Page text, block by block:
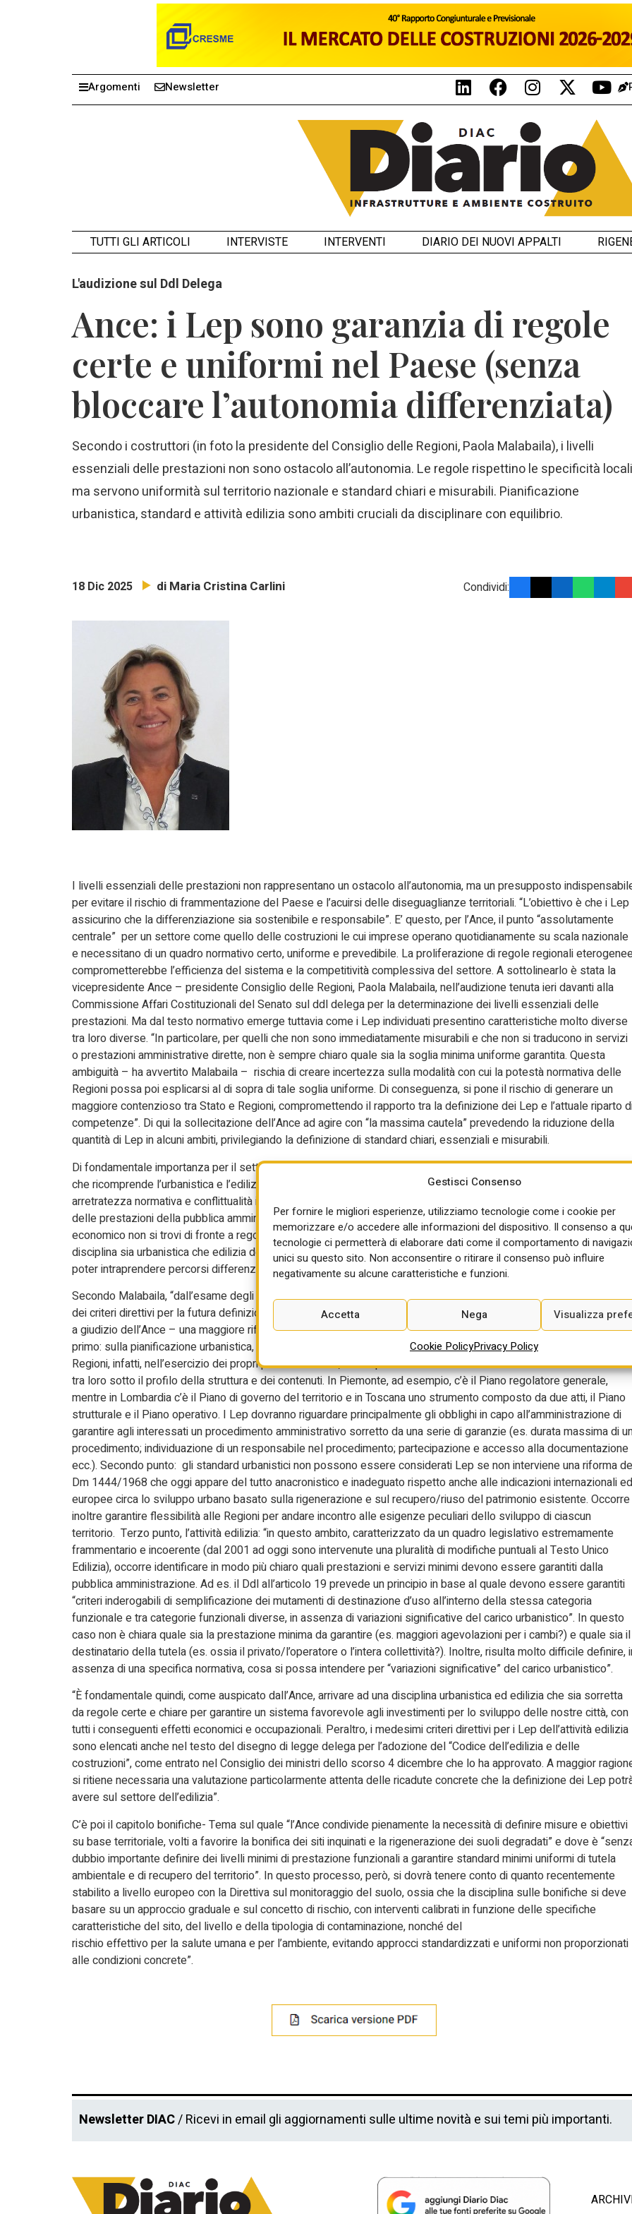
Gestisci Consenso
Per fornire le migliori esperienze, utilizziamo tecnologie come i cookie per
memorizzare e/o accedere alle informazioni del dispositivo. Il consenso a
tecnologie ci permetterà di elaborare dati come il comportamento di
unici su questo sito. Non acconsentire o ritirare il consenso può influire
negativamente su alcune caratteristiche e funzioni.
Accetta Nega Visualizza
Cookie PolicyPrivacy Policy
Argomenti Newsletter
TUTTI GLI ARTICOLI INTERVISTE INTERVENTI DIARIO DEI NUOVI APPALTI
L'audizione sul Ddl Delega
Ance: i Lep sono garanzia di regole
certe e uniformi nel Paese (senza
bloccare l’autonomia differenziata)
Secondo i costruttori (in foto la presidente del Consiglio delle Regioni, Paola Malabaila), i livelli
essenziali delle prestazioni non sono ostacolo all’autonomia. Le regole rispettino le specificità locali
ma servono uniformità sul territorio nazionale e standard chiari e misurabili. Pianificazione
urbanistica, standard e attività edilizia sono ambiti cruciali da disciplinare con equilibrio.
18 Dic 2025 di Maria Cristina Carlini Condividi:
I livelli essenziali delle prestazioni non rappresentano un ostacolo all’autonomia, ma un presupposto
per evitare il rischio di frammentazione del Paese e l’acuirsi delle diseguaglianze territoriali. “L’obiettivo è che i Lep
assicurino che la differenziazione sia sostenibile e responsabile”. E’ questo, per l’Ance, il punto “assolutamente
centrale” per un settore come quello delle costruzioni le cui imprese operano quotidianamente su scala nazionale
e necessitano di un quadro normativo certo, uniforme e prevedibile. La proliferazione di regole regionali
comprometterebbe l’efficienza del sistema e la competitività complessiva del settore. A sottolinearlo è stata la
vicepresidente Ance – presidente Consiglio delle Regioni, Paola Malabaila, nell’audizione tenuta ieri davanti alla
Commissione Affari Costituzionali del Senato sul ddl delega per la determinazione dei livelli essenziali delle
prestazioni. Ma dal testo normativo emerge tuttavia come i Lep individuati presentino caratteristiche molto diverse
tra loro diverse. “In particolare, per quelli che non sono immediatamente misurabili e che non si traducono in servizi
o prestazioni amministrative dirette, non è sempre chiaro quale sia la soglia minima uniforme garantita. Questa
ambiguità – ha avvertito Malabaila – rischia di creare incertezza sulla modalità con cui la potestà normativa delle
Regioni possa poi esplicarsi al di sopra di tale soglia uniforme. Di conseguenza, si pone il rischio di generare un
maggiore contenzioso tra Stato e Regioni, compromettendo il rapporto tra la definizione dei Lep e l’attuale riparto
competenze”. Di qui la sollecitazione dell’Ance ad agire con “la massima cautela” prevedendo la riduzione della
quantità di Lep in alcuni ambiti, privilegiando la definizione di standard chiari, essenziali e misurabili.
Di fondamentale importanza per il settore delle costruzioni è la determinazione dei Lep nella materia del territorio
che ricomprende l’urbanistica e l’edilizia, materia da anni segnata, ha rimarcato la vicepresidente di Ance, da
arretratezza normativa e conflittualità istituzionale. “È corretto andare a definire in questa materia dei livelli minimi
delle prestazioni della pubblica amministrazione per garantire uniformità sul territorio nazionale, così che l’operatore
economico non si trovi di fronte a regole completamente differenti da un luogo ad un altro. Nello stesso tempo la
disciplina sia urbanistica che edilizia deve tenere conto delle specificità e capacità dei singoli territori regionali di
poter intraprendere percorsi differenziati funzionali allo sviluppo del proprio territorio”.
Secondo Malabaila, “dall’esame degli articoli dedicati al governo del territorio (articoli 17-20) ne emerge un quadro
dei criteri direttivi per la futura definizione dei Lep in alcuni casi non sorretto da certezza e chiarezza che richiede –
a giudizio dell’Ance – una maggiore riflessione”. Tre i punti cruciali e critici al centro delle valutazioni dell’Ance. Il
primo: sulla pianificazione urbanistica, i Lep non dovranno riguardare i contenuti dei piani urbanistici comunali. Le
Regioni, infatti, nell’esercizio dei propri poteri in materia, hanno previsto strumenti urbanistici anche molto differenti
tra loro sotto il profilo della struttura e dei contenuti. In Piemonte, ad esempio, c’è il Piano regolatore generale,
mentre in Lombardia c’è il Piano di governo del territorio e in Toscana uno strumento composto da due atti, il Piano
strutturale e il Piano operativo. I Lep dovranno riguardare principalmente gli obblighi in capo all’amministrazione di
garantire agli interessati un procedimento amministrativo sorretto da una serie di garanzie (es. durata massima di
procedimento; individuazione di un responsabile nel procedimento; partecipazione e accesso alla documentazione
ecc.). Secondo punto: gli standard urbanistici non possono essere considerati Lep se non interviene una riforma
Dm 1444/1968 che oggi appare del tutto anacronistico e inadeguato rispetto anche alle indicazioni internazionali ed
europee circa lo sviluppo urbano basato sulla rigenerazione e sul recupero/riuso del patrimonio esistente. Occorre
inoltre garantire flessibilità alle Regioni per andare incontro alle esigenze peculiari dello sviluppo di ciascun
territorio. Terzo punto, l’attività edilizia: “in questo ambito, caratterizzato da un quadro legislativo estremamente
frammentario e incoerente (dal 2001 ad oggi sono intervenute una pluralità di modifiche puntuali al Testo Unico
Edilizia), occorre identificare in modo più chiaro quali prestazioni e servizi minimi devono essere garantiti dalla
pubblica amministrazione. Ad es. il Ddl all’articolo 19 prevede un principio in base al quale devono essere garantiti
“criteri inderogabili di semplificazione dei mutamenti di destinazione d’uso all’interno della stessa categoria
funzionale e tra categorie funzionali diverse, in assenza di variazioni significative del carico urbanistico”. In questo
caso non è chiara quale sia la prestazione minima da garantire (es. maggiori agevolazioni per i cambi?) e quale sia il
destinatario della tutela (es. ossia il privato/l’operatore o l’intera collettività?). Inoltre, risulta molto difficile definire,
assenza di una specifica normativa, cosa si possa intendere per “variazioni significative” del carico urbanistico”.
“È fondamentale quindi, come auspicato dall’Ance, arrivare ad una disciplina urbanistica ed edilizia che sia sorretta
da regole certe e chiare per garantire un sistema favorevole agli investimenti per lo sviluppo delle nostre città, con
tutti i conseguenti effetti economici e occupazionali. Peraltro, i medesimi criteri direttivi per i Lep dell’attività edilizia
sono elencati anche nel testo del disegno di legge delega per l’adozione del “Codice dell’edilizia e delle
costruzioni”, come entrato nel Consiglio dei ministri dello scorso 4 dicembre che lo ha approvato. A maggior
si ritiene necessaria una valutazione particolarmente attenta delle ricadute concrete che la definizione dei Lep
avere sul settore dell’edilizia”.
C’è poi il capitolo bonifiche- Tema sul quale “l’Ance condivide pienamente la necessità di definire misure e obiettivi
su base territoriale, volti a favorire la bonifica dei siti inquinati e la rigenerazione dei suoli degradati” e dove è
dubbio importante definire dei livelli minimi di prestazione funzionali a garantire standard minimi uniformi di tutela
ambientale e di recupero del territorio”. In questo processo, però, si dovrà tenere conto di quanto recentemente
stabilito a livello europeo con la Direttiva sul monitoraggio del suolo, ossia che la disciplina sulle bonifiche si deve
basare su un approccio graduale e sul concetto di rischio, con interventi calibrati in funzione delle specifiche
caratteristiche del sito, del livello e della tipologia di contaminazione, nonché del
rischio effettivo per la salute umana e per l’ambiente, evitando approcci standardizzati e uniformi non proporzionati
alle condizioni concrete”.
Newsletter DIAC/ Ricevi in email gli aggiornamenti sulle ultime novità e sui temi più importanti.